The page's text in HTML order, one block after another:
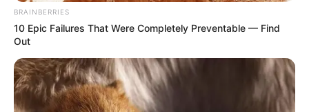
BRAINBERRIES
10 Epic Failures That Were Completely Preventable — Find
Out